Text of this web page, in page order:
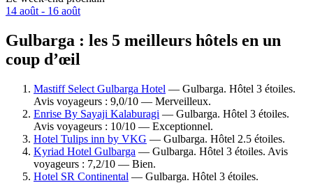
14 août - 16 août
Gulbarga : les 5 meilleurs hôtels en un
coup d’œil
Mastiff Select Gulbarga Hotel — Gulbarga. Hôtel 3 étoiles.
Avis voyageurs : 9,0/10 — Merveilleux.
Enrise By Sayaji Kalaburagi — Gulbarga. Hôtel 3 étoiles.
Avis voyageurs : 10/10 — Exceptionnel.
Hotel Tulips inn by VKG — Gulbarga. Hôtel 2.5 étoiles.
Kyriad Hotel Gulbarga — Gulbarga. Hôtel 3 étoiles. Avis
voyageurs : 7,2/10 — Bien.
Hotel SR Continental — Gulbarga. Hôtel 3 étoiles.